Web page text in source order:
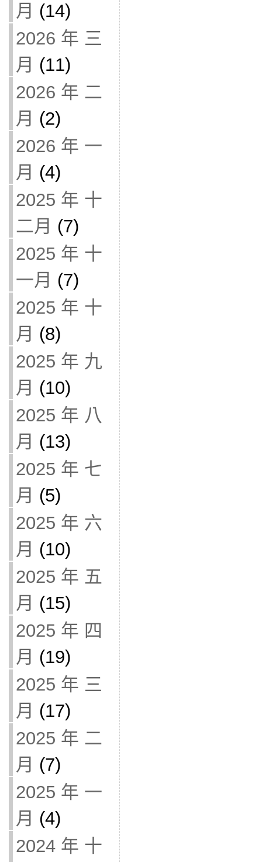
月 (14)
2026 年 三
月 (11)
2026 年 二
月 (2)
2026 年 一
月 (4)
2025 年 十
二月 (7)
2025 年 十
一月 (7)
2025 年 十
月 (8)
2025 年 九
月 (10)
2025 年 八
月 (13)
2025 年 七
月 (5)
2025 年 六
月 (10)
2025 年 五
月 (15)
2025 年 四
月 (19)
2025 年 三
月 (17)
2025 年 二
月 (7)
2025 年 一
月 (4)
2024 年 十